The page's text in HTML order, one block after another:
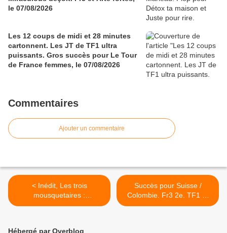
le 07/08/2026
Les 12 coups de midi et 28 minutes
cartonnent. Les JT de TF1 ultra
puissants. Gros succès pour Le Tour
de France femmes, le 07/08/2026
Commentaires
Ajouter un commentaire
< Inédit, Les trois
mousquetaires :
D'Artagnan, le mercredi
Succès pour Suisse /
Colombie. Fr3 2e. TF1 et
Fr2 mises en échec. Fr5
Hébergé par Overblog